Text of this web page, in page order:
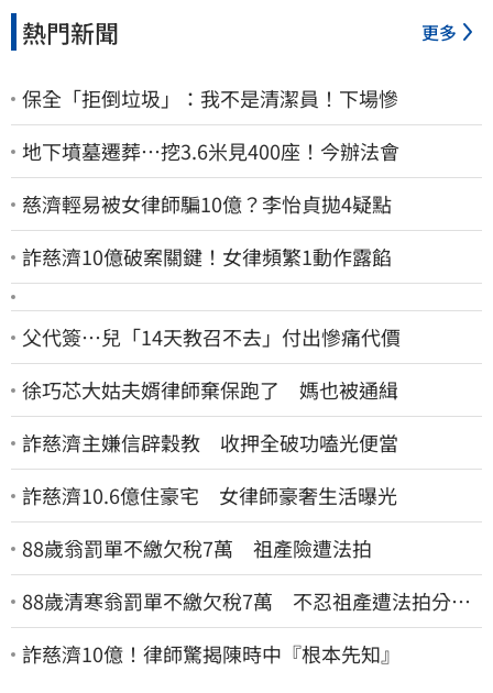
熱門新聞 更多
保全「拒倒垃圾」：我不是清潔員！下場慘
地下墳墓遷葬…挖3.6米見400座！今辦法會
慈濟輕易被女律師騙10億？李怡貞拋4疑點
詐慈濟10億破案關鍵！女律頻繁1動作露餡
父代簽…兒「14天教召不去」付出慘痛代價
徐巧芯大姑夫婿律師棄保跑了 媽也被通緝
詐慈濟主嫌信辟穀教 收押全破功嗑光便當
詐慈濟10.6億住豪宅 女律師豪奢生活曝光
88歲翁罰單不繳欠稅7萬 祖產險遭法拍
88歲清寒翁罰單不繳欠稅7萬 不忍祖產遭法拍分
割 家族按月代繳償債
詐慈濟10億！律師驚揭陳時中『根本先知』